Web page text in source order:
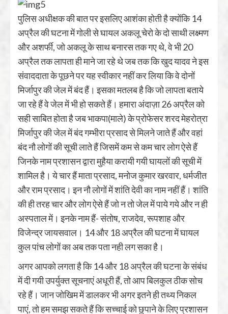
पुलिस अधीक्षक की बात पर इसलिए आशंका होती है क्‍योंकि 14
अप्रैल की घटना में गोली से घायल अकलू चेरो के दो साथी लक्ष्‍मण
और अशर्फी, जो अकलू के साथ बनारस तक गए थे, वे भी 20
अप्रैल तक लापता ही माने जा रहे थे जब तक कि खुद यादव ने इस
संवाददाता के पूछने पर यह स्‍वीकार नहीं कर लिया कि वे दोनों
मिर्जापुर की जेल में बंद हैं। इसका मतलब है कि जो लापता बताये
जा रहे हैं वे जेल में भी हो सकते हैं। हमारा अंदाज़ा 26 अप्रैल को
सही साबित होता है जब भाकपा(माले) के प्रोफेसर शरद मेहरोत्रा
मिर्जापुर की जेल में बंद गम्‍भीरा प्रसाद से मिलने जाते हैं और वहां
बंद नौ लोगों की सूची लाते हैं जिसमें कम से कम चार लोग ऐसे हैं
जिनके नाम प्रशासन द्वारा मुहैया करायी गयी घायलों की सूची में
शामिल है। ये चार हैं माता प्रसाद, मनोज कुमार खरवार, धर्मजीत
और राम प्रसाद। इन नौ लोगों में शांति देवी का नाम नहीं हैं। शांति
की ही तरह चार और लोग ऐसे हैं जो न तो जेल में पाये गये और न ही
अस्‍पताल में। इनके नाम हैं- संतोष, राजदेव, रूपशाह और
विजेन्‍द्र जायसवाल। 14 और 18 अप्रैल की घटना में घायल
कुल पांच लोगों का अब तक पता नही लग सका है।
अगर आपको लगता है कि 14 और 18 अप्रैल की घटना के संबंध
में दी गयी उपर्युक्‍त सूचनाएं अधूरी हैं, तो आप बिलकुल ठीक सोच
रहे हैं। जान जोखिम में डालकर भी अगर इतने ही तथ्‍य निकल
पाएं, तो हम समझ सकते हैं कि सच्‍चाई को छुपाने के लिए प्रशासन